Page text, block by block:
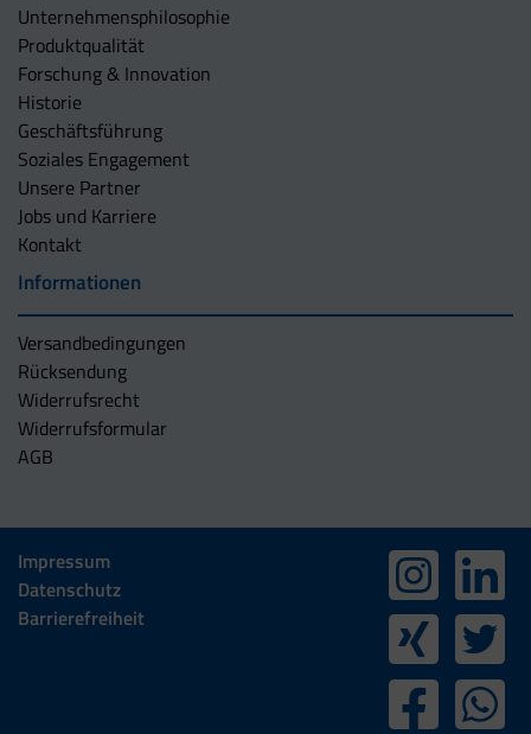
Unternehmens­philosophie
Produktqualität
Forschung & Innovation
Historie
Geschäftsführung
Soziales Engagement
Unsere Partner
Jobs und Karriere
Kontakt
Informationen
Versandbedingungen
Rücksendung
Widerrufsrecht
Widerrufsformular
AGB
Impressum
Datenschutz
Barrierefreiheit